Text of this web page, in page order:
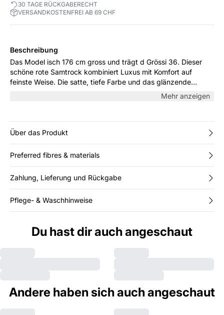
30 TAGE RÜCKGABERECHT
VERSANDKOSTENFREI AB 69 CHF
Beschreibung
Das Model isch 176 cm gross und trägt d Grössi 36. Dieser
schöne rote Samtrock kombiniert Luxus mit Komfort auf
feinste Weise. Die satte, tiefe Farbe und das glänzende
Material schaffen einen eleganten und auffälligen Look, der
den Rock perfekt für festliche Anlässe sowie elegante
sowohl bequem als auch stilvoll.
Mehr anzeigen
Über das Produkt
Preferred fibres & materials
Zahlung, Lieferung und Rückgabe
Pflege- & Waschhinweise
Du hast dir auch angeschaut
Andere haben sich auch angeschaut